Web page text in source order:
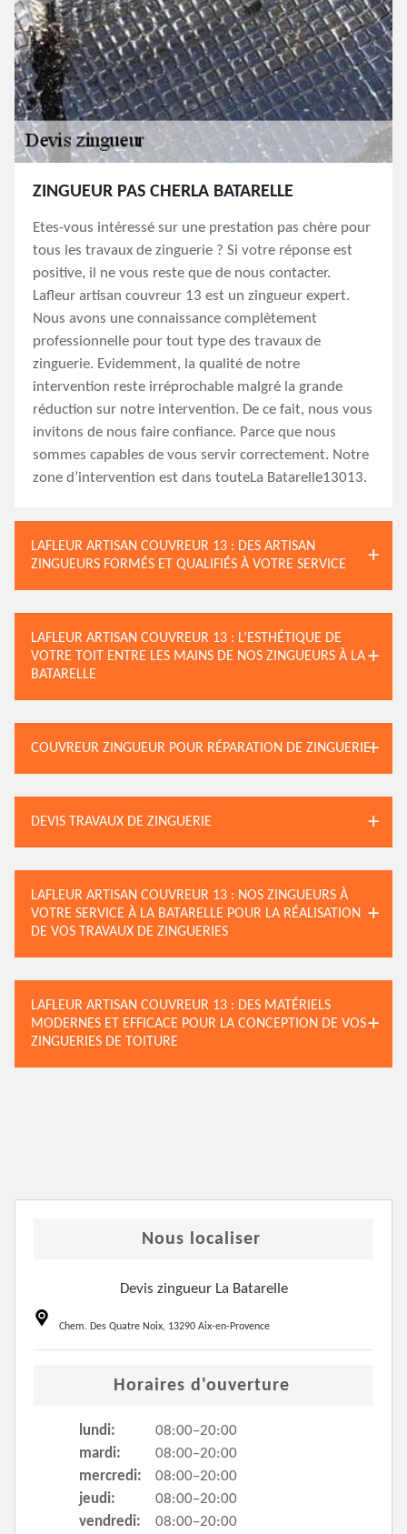
ZINGUEUR PAS CHERLA BATARELLE
Etes-vous intéressé sur une prestation pas chère pour
tous les travaux de zinguerie ? Si votre réponse est
positive, il ne vous reste que de nous contacter.
Lafleur artisan couvreur 13 est un zingueur expert.
Nous avons une connaissance complètement
professionnelle pour tout type des travaux de
zinguerie. Evidemment, la qualité de notre
intervention reste irréprochable malgré la grande
réduction sur notre intervention. De ce fait, nous vous
invitons de nous faire confiance. Parce que nous
sommes capables de vous servir correctement. Notre
zone d’intervention est dans touteLa Batarelle13013.
LAFLEUR ARTISAN COUVREUR 13 : DES ARTISAN
ZINGUEURS FORMÉS ET QUALIFIÉS À VOTRE SERVICE
LAFLEUR ARTISAN COUVREUR 13 : L’ESTHÉTIQUE DE
VOTRE TOIT ENTRE LES MAINS DE NOS ZINGUEURS À LA
BATARELLE
COUVREUR ZINGUEUR POUR RÉPARATION DE ZINGUERIE
DEVIS TRAVAUX DE ZINGUERIE
LAFLEUR ARTISAN COUVREUR 13 : NOS ZINGUEURS À
VOTRE SERVICE À LA BATARELLE POUR LA RÉALISATION
DE VOS TRAVAUX DE ZINGUERIES
LAFLEUR ARTISAN COUVREUR 13 : DES MATÉRIELS
MODERNES ET EFFICACE POUR LA CONCEPTION DE VOS
ZINGUERIES DE TOITURE
Nous localiser
Devis zingueur La Batarelle
Chem. Des Quatre Noix, 13290 Aix-en-Provence
Horaires d'ouverture
lundi:
08:00–20:00
mardi:
08:00–20:00
mercredi:
08:00–20:00
jeudi:
08:00–20:00
vendredi:
08:00–20:00